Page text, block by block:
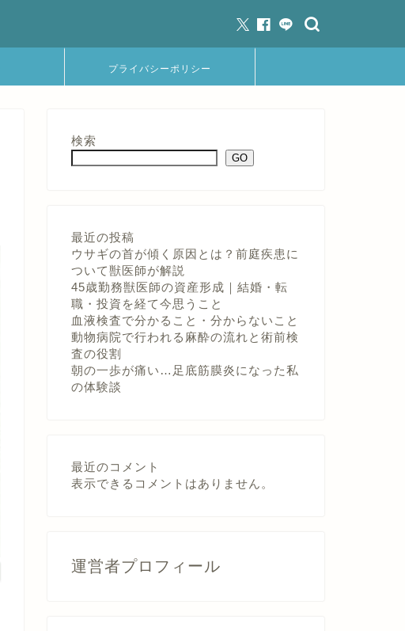
プライバシーポリシー
検索
GO
最近の投稿
ウサギの首が傾く原因とは？前庭疾患に
ついて獣医師が解説
45歳勤務獣医師の資産形成｜結婚・転
職・投資を経て今思うこと
血液検査で分かること・分からないこと
動物病院で行われる麻酔の流れと術前検
査の役割
朝の一歩が痛い…足底筋膜炎になった私
の体験談
最近のコメント
表示できるコメントはありません。
運営者プロフィール